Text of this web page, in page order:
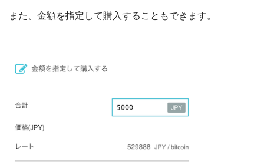
また、金額を指定して購入することもできます。